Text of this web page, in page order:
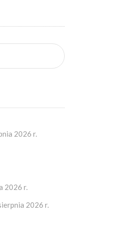
2026 r.
2026 r.
2026 r.